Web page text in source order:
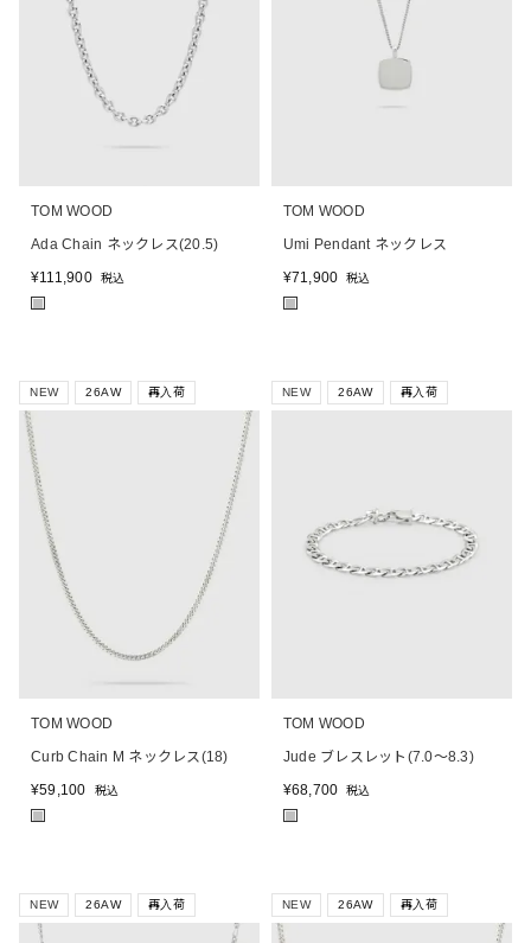
TOM WOOD
Ada Chain ネックレス(20.5)
¥111,900 税込
■
TOM WOOD
Umi Pendant ネックレス
¥71,900 税込
■
NEW 26AW 再入荷
TOM WOOD
Curb Chain M ネックレス(18)
¥59,100 税込
NEW 26AW 再入荷
TOM WOOD
Jude ブレスレット(7.0～8.3)
¥68,700 税込
NEW 26AW 再入荷 NEW 26AW 再入荷